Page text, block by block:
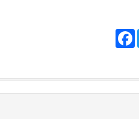
Facebook